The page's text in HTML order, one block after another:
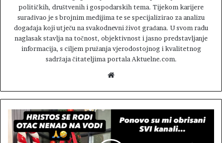
političkih, društvenih i gospodarskih tema. Tijekom karijere
surađivao je s brojnim medijima te se specijalizirao za analizu
događaja koji utječu na svakodnevni život građana. U svom radu
naglasak stavlja na točnost, objektivnost i jasno predstavljanje
informacija, s ciljem pružanja vjerodostojnog i kvalitetnog
sadržaja čitateljima portala Aktuelne.com.
b
s